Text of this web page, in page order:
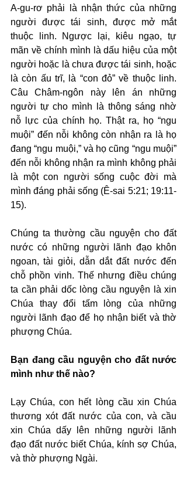
A-gu-rơ phải là nhận thức của những
người được tái sinh, được mở mắt
thuộc linh. Ngược lại, kiêu ngạo, tự
mãn về chính mình là dấu hiệu của một
người hoặc là chưa được tái sinh, hoặc
là còn ấu trĩ, là “con đỏ” về thuộc linh.
Câu Châm-ngôn này lên án những
người tự cho mình là thông sáng nhờ
nỗ lực của chính họ. Thật ra, họ “ngu
muội” đến nỗi không còn nhận ra là họ
đang “ngu muội,” và họ cũng “ngu muội”
đến nỗi không nhận ra mình không phải
là một con người sống cuộc đời mà
mình đáng phải sống (Ê-sai 5:21; 19:11-
15).
Chúng ta thường cầu nguyện cho đất
nước có những người lãnh đạo khôn
ngoan, tài giỏi, dẫn dắt đất nước đến
chỗ phồn vinh. Thế nhưng điều chúng
ta cần phải dốc lòng cầu nguyện là xin
Chúa thay đổi tấm lòng của những
người lãnh đạo để họ nhận biết và thờ
phượng Chúa.
Bạn đang cầu nguyện cho đất nước
mình như thế nào?
Lạy Chúa, con hết lòng cầu xin Chúa
thương xót đất nước của con, và cầu
xin Chúa dấy lên những người lãnh
đạo đất nước biết Chúa, kính sợ Chúa,
và thờ phượng Ngài.